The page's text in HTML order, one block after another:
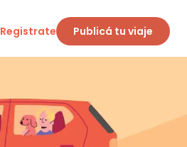
Registrate Publicá tu viaje